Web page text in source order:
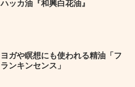
ハッカ油『和興白花油』
ヨガや瞑想にも使われる精油「フ
ランキンセンス」